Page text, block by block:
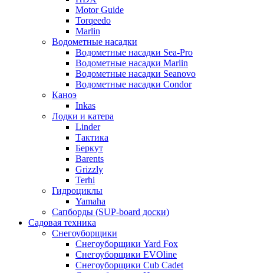
Motor Guide
Torqeedo
Marlin
Водометные насадки
Водометные насадки Sea-Pro
Водометные насадки Marlin
Водометные насадки Seanovo
Водометные насадки Condor
Каноэ
Inkas
Лодки и катера
Linder
Тактика
Беркут
Barents
Grizzly
Terhi
Гидроциклы
Yamaha
Сапборды (SUP-board доски)
Садовая техника
Снегоуборщики
Снегоуборщики Yard Fox
Снегоуборщики EVOline
Снегоуборщики Cub Cadet